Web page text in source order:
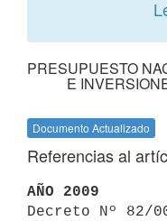
PRESUPUESTO
E
Documento Actualizado
Referencias al
AÑO 2009
Decreto Nº 82/